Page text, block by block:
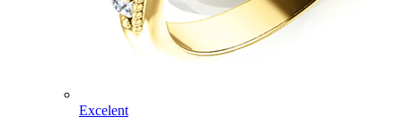
Excelent